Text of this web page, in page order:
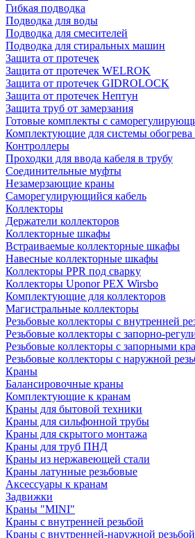
Гибкая подводка
Подводка для воды
Подводка для смесителей
Подводка для стиральных машин
Защита от протечек
Защита от протечек WELROK
Защита от протечек GIDROLOCK
Защита от протечек Нептун
Защита труб от замерзания
Готовые комплекты с
Комплектующие для системы обогрева
Контроллеры
Проходки для ввода кабеля в трубу
Соединительные муфты
Незамерзающие краны
Саморегулирующийся кабель
Коллекторы
Держатели коллекторов
Коллекторные шкафы
Встраиваемые коллекторные шкафы
Навесные коллекторные шкафы
Коллекторы PPR под сварку
Коллекторы Uponor PEX Wirsbo
Комплектующие для коллекторов
Магистральные коллекторы
Резьбовые коллекторы с внутренней
Резьбовые коллекторы с запорно-
Резьбовые коллекторы с запорными
Резьбовые коллекторы с наружной
Краны
Балансировочные краны
Комплектующие к кранам
Краны для бытовой техники
Краны для сильфонной трубы
Краны для скрытого монтажа
Краны для труб ПНД
Краны из нержавеющей стали
Краны латунные резьбовые
Аксессуары к кранам
Задвижки
Краны "MINI"
Краны с внутренней резьбой
Краны с внутренней-наружной резьбой